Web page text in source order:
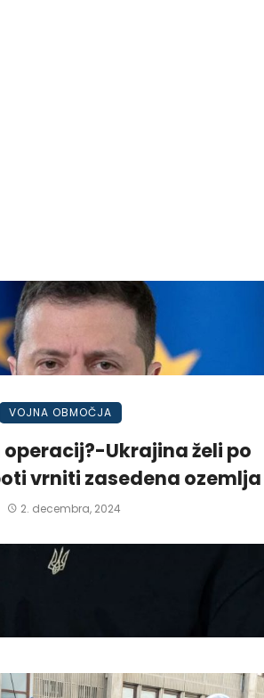
VOJNA OBMOČJA
operacij?-Ukrajina želi po
vrniti zasedena ozemlja
2. decembra, 2024